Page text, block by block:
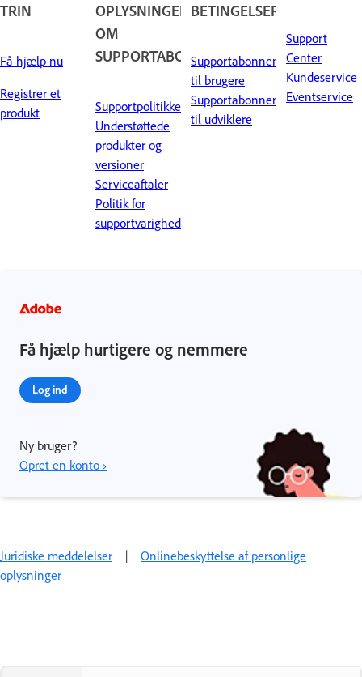
TRIN
Få hjælp nu
Registrer et
produkt
OPLYSNINGER
OM
SUPPORTABONNEMENTET
Supportpolitikker
Understøttede
produkter og
versioner
Serviceaftaler
Politik for
supportvarighed
BETINGELSER
Supportabonnementer
til brugere
Supportabonnementer
til udviklere
Support
Center
Kundeservice
Eventservice
Få hjælp hurtigere og nemmere
Log ind
Ny bruger?
Opret en konto ›
Juridiske meddelelser | Onlinebeskyttelse af personlige
oplysninger